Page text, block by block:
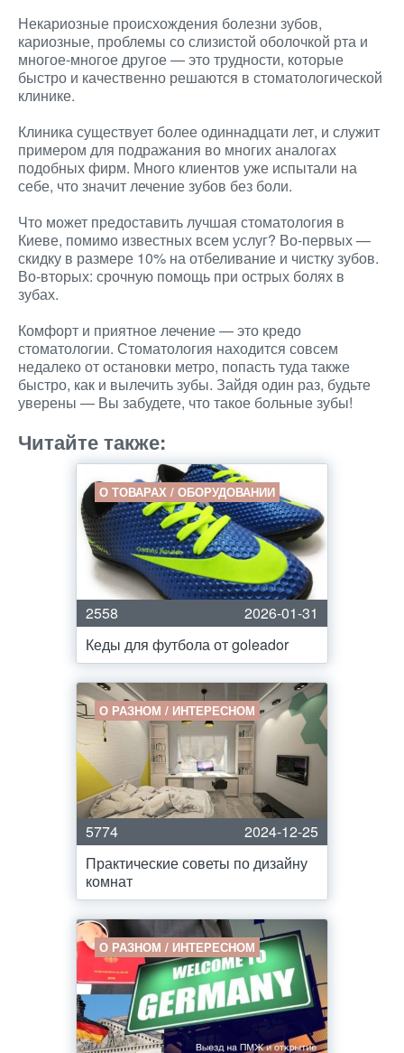
Некариозные происхождения болезни зубов,
кариозные, проблемы со слизистой оболочкой рта и
многое-многое другое — это трудности, которые
быстро и качественно решаются в стоматологической
клинике.
Клиника существует более одиннадцати лет, и служит
примером для подражания во многих аналогах
подобных фирм. Много клиентов уже испытали на
себе, что значит лечение зубов без боли.
Что может предоставить лучшая стоматология в
Киеве, помимо известных всем услуг? Во-первых —
скидку в размере 10% на отбеливание и чистку зубов.
Во-вторых: срочную помощь при острых болях в
зубах.
Комфорт и приятное лечение — это кредо
стоматологии. Стоматология находится совсем
недалеко от остановки метро, попасть туда также
быстро, как и вылечить зубы. Зайдя один раз, будьте
уверены — Вы забудете, что такое больные зубы!
Читайте также:
О ТОВАРАХ / ОБОРУДОВАНИИ
2558
2026-01-31
Кеды для футбола от goleador
О РАЗНОМ / ИНТЕРЕСНОМ
5774
2024-12-25
Практические советы по дизайну
комнат
О РАЗНОМ / ИНТЕРЕСНОМ